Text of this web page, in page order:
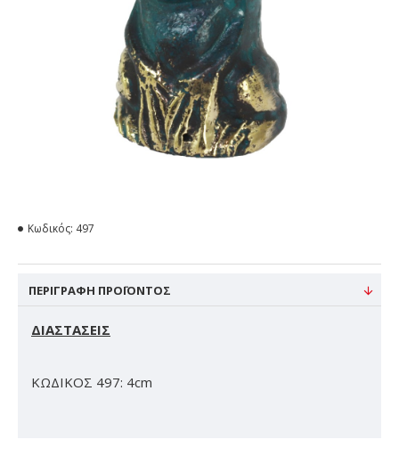
Κωδικός: 497
ΠΕΡΙΓΡΑΦΉ ΠΡΟΪΌΝΤΟΣ
ΔΙΑΣΤΑΣΕΙΣ
ΚΩΔΙΚΟΣ 497: 4cm